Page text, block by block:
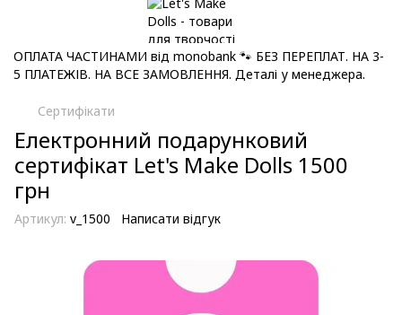
ОПЛАТА ЧАСТИНАМИ від monobank 🐾 БЕЗ ПЕРЕПЛАТ. НА 3-
5 ПЛАТЕЖІВ. НА ВСЕ ЗАМОВЛЕННЯ. Деталі у менеджера.
Сертифікати
Електронний подарунковий
сертифікат Let's Make Dolls 1500
грн
Артикул: v_1500 Написати відгук